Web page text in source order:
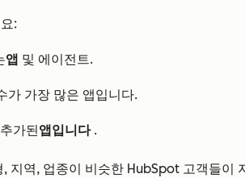
:
앱 및 에이전트.
가 가장 많은 앱입니다.
가된앱입니다 .
, 지역, 업종이 비슷한 HubSpot 고객들이